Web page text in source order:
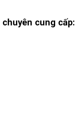
chuyên cung cấp: